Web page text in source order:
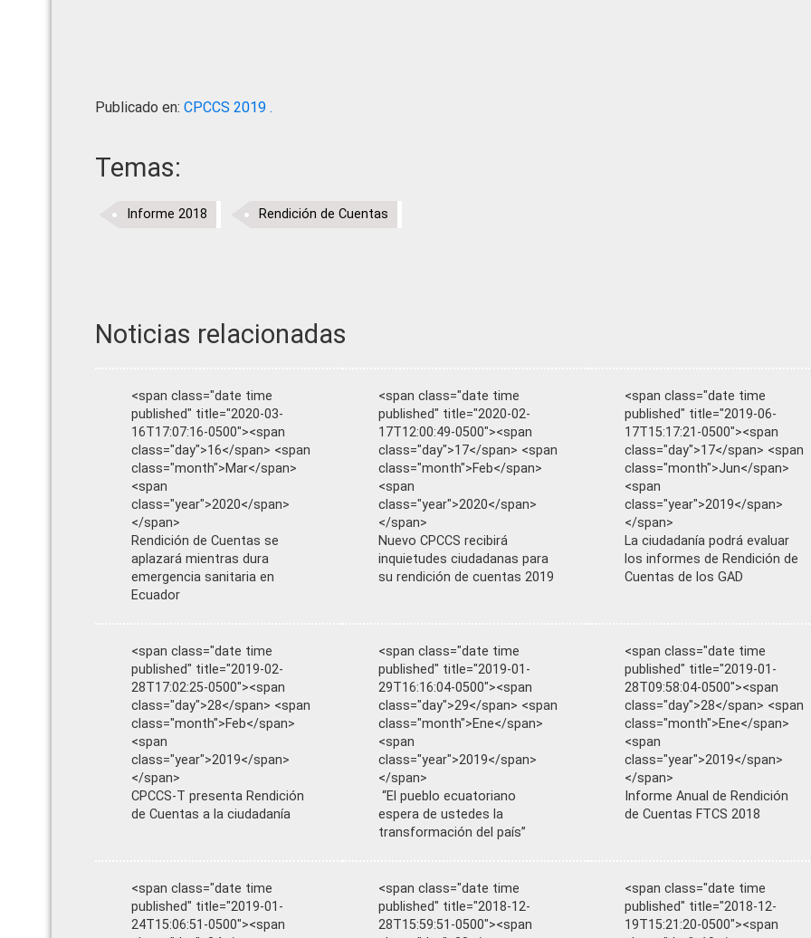
Publicado en: CPCCS 2019 .
Temas:
Informe 2018 Rendición de Cuentas
Noticias relacionadas
<span class="date time
published" title="2020-03-
16T17:07:16-0500"><span
class="day">16</span> <span
class="month">Mar</span>
<span
class="year">2020</span>
</span>
Rendición de Cuentas se
aplazará mientras dura
emergencia sanitaria en
Ecuador
<span class="date time
published" title="2020-02-
17T12:00:49-0500"><span
class="day">17</span> <span
class="month">Feb</span>
<span
class="year">2020</span>
</span>
Nuevo CPCCS recibirá
inquietudes ciudadanas para
su rendición de cuentas 2019
<span class="date time
published" title="2019-06-
17T15:17:21-0500"><span
class="day">17</span> <span
class="month">Jun</span>
<span
class="year">2019</span>
</span>
La ciudadanía podrá evaluar
los informes de Rendición de
Cuentas de los GAD
<span class="date time
published" title="2019-02-
28T17:02:25-0500"><span
class="day">28</span> <span
class="month">Feb</span>
<span
class="year">2019</span>
</span>
CPCCS-T presenta Rendición
de Cuentas a la ciudadanía
<span class="date time
published" title="2019-01-
29T16:16:04-0500"><span
class="day">29</span> <span
class="month">Ene</span>
<span
class="year">2019</span>
</span>
“El pueblo ecuatoriano
espera de ustedes la
transformación del país”
<span class="date time
published" title="2019-01-
28T09:58:04-0500"><span
class="day">28</span> <span
class="month">Ene</span>
<span
class="year">2019</span>
</span>
Informe Anual de Rendición
de Cuentas FTCS 2018
<span class="date time
published" title="2019-01-
24T15:06:51-0500"><span
<span class="date time
published" title="2018-12-
28T15:59:51-0500"><span
<span class="date time
published" title="2018-12-
19T15:21:20-0500"><span